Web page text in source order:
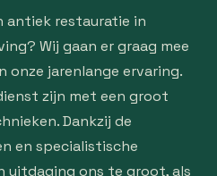
antiek restauratie in
Wij gaan er graag mee
onze jarenlange ervaring.
zijn met een groot
Dankzij de
en specialistische
uitdaging ons te groot, als